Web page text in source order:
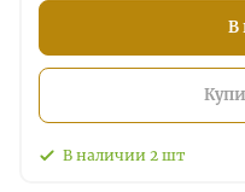
В
В наличии 2 шт